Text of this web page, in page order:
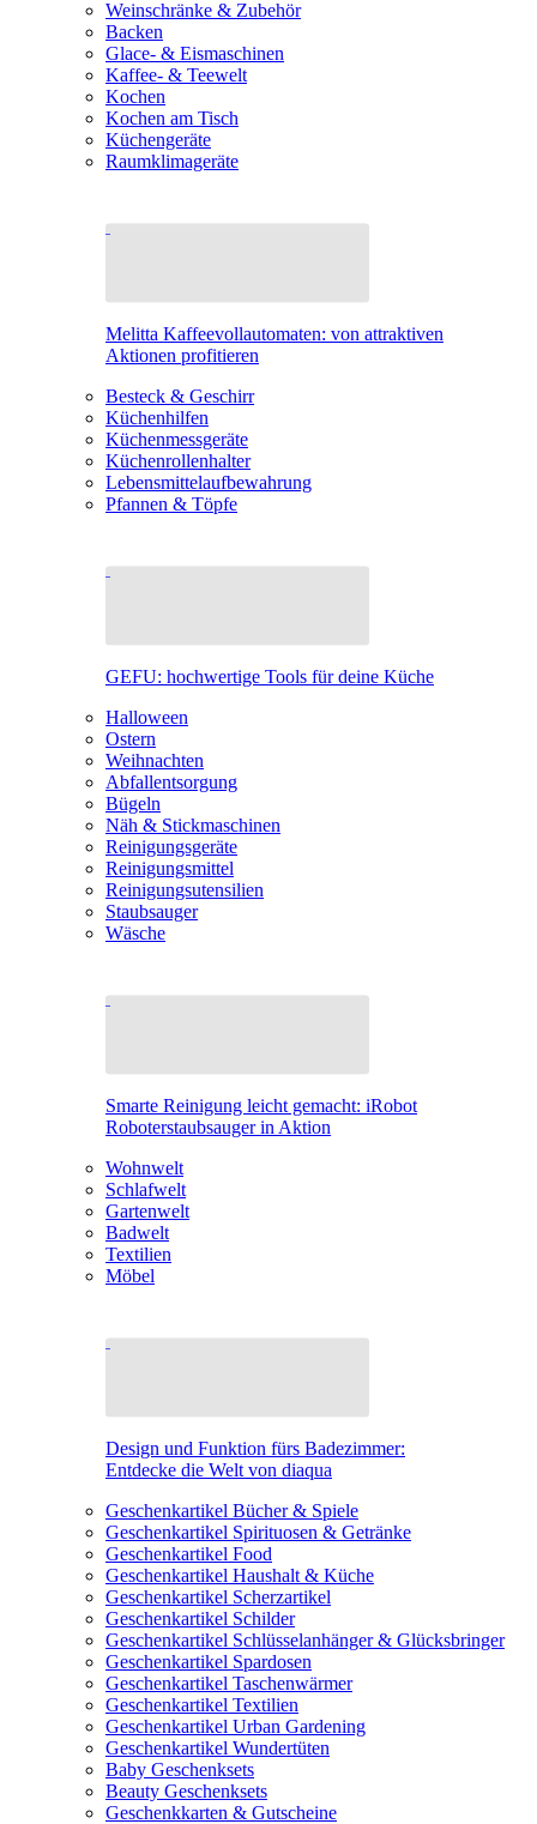
Weinschränke & Zubehör
Backen
Glace- & Eismaschinen
Kaffee- & Teewelt
Kochen
Kochen am Tisch
Küchengeräte
Raumklimageräte
Melitta Kaffeevollautomaten: von attraktiven
Aktionen profitieren
Besteck & Geschirr
Küchenhilfen
Küchenmessgeräte
Küchenrollenhalter
Lebensmittelaufbewahrung
Pfannen & Töpfe
GEFU: hochwertige Tools für deine Küche
Halloween
Ostern
Weihnachten
Abfallentsorgung
Bügeln
Näh & Stickmaschinen
Reinigungsgeräte
Reinigungsmittel
Reinigungsutensilien
Staubsauger
Wäsche
Smarte Reinigung leicht gemacht: iRobot
Roboterstaubsauger in Aktion
Wohnwelt
Schlafwelt
Gartenwelt
Badwelt
Textilien
Möbel
Design und Funktion fürs Badezimmer:
Entdecke die Welt von diaqua
Geschenkartikel Bücher & Spiele
Geschenkartikel Spirituosen & Getränke
Geschenkartikel Food
Geschenkartikel Haushalt & Küche
Geschenkartikel Scherzartikel
Geschenkartikel Schilder
Geschenkartikel Schlüsselanhänger & Glücksbringer
Geschenkartikel Spardosen
Geschenkartikel Taschenwärmer
Geschenkartikel Textilien
Geschenkartikel Urban Gardening
Geschenkartikel Wundertüten
Baby Geschenksets
Beauty Geschenksets
Geschenkkarten & Gutscheine